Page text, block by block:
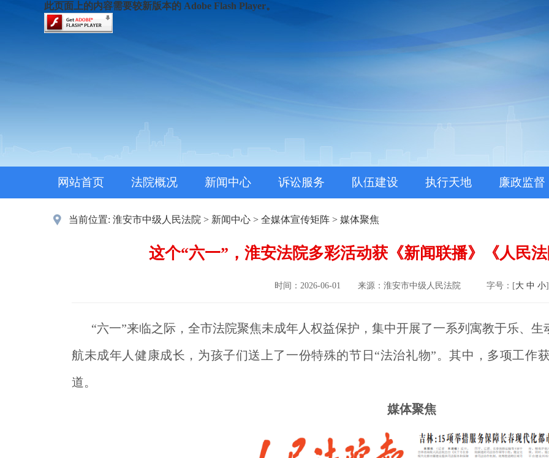
此页面上的内容需要较新版本的 Adobe Flash Player。
网站首页 法院概况 新闻中心 诉讼服务 队伍建设 执行天地 廉政监督
当前位置: 淮安市中级人民法院 > 新闻中心 > 全媒体宣传矩阵 > 媒体聚焦
这个“六一”，淮安法院多彩活动获《新闻联播》《人民
时间：2026-06-01 来源：淮安市中级人民法院 字号：[大 中 小]
“六一”来临之际，全市法院聚焦未成年人权益保护，集中开展了一系列寓教于乐、
航未成年人健康成长，为孩子们送上了一份特殊的节日“法治礼物”。其中，多项工作
道。
媒体聚焦